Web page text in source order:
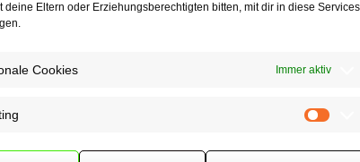
deine Eltern oder Erziehungsberechtigten bitten, mit dir in diese Services
Cookies Immer aktiv
der
Zwecken eine